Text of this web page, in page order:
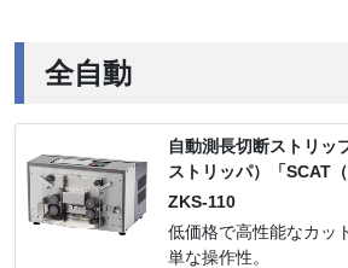
全自動
自動測長切断ストリッ
ストリッパ）「SCAT
ZKS-110
低価格で高性能なカッ
単な操作性。